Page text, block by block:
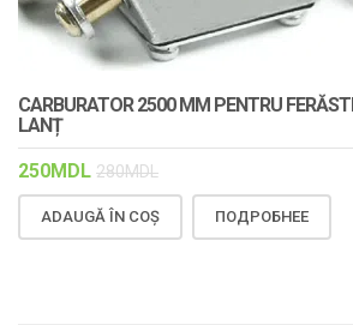
CARBURATOR 2500 MM PENTRU
LANȚ
250MDL 280MDL
ADAUGĂ ÎN COȘ ПОДРОБНЕЕ